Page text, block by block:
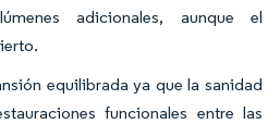
adicionales, aunque el
equilibrada ya que la sanidad
funcionales entre las